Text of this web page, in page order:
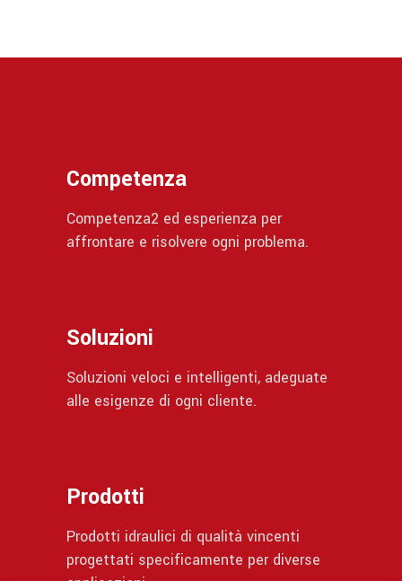
Competenza
Competenza2 ed esperienza per
affrontare e risolvere ogni problema.
Soluzioni
Soluzioni veloci e intelligenti, adeguate
alle esigenze di ogni cliente.
Prodotti
Prodotti idraulici di qualità vincenti
progettati specificamente per diverse